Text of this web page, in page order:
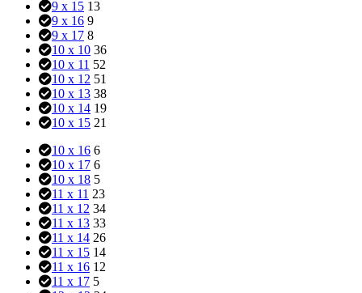
9 x 15 13
9 x 16 9
9 x 17 8
10 x 10 36
10 x 11 52
10 x 12 51
10 x 13 38
10 x 14 19
10 x 15 21
10 x 16 6
10 x 17 6
10 x 18 5
11 x 11 23
11 x 12 34
11 x 13 33
11 x 14 26
11 x 15 14
11 x 16 12
11 x 17 5